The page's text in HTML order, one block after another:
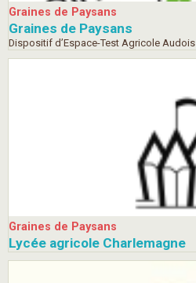
Graines de Paysans
Graines de Paysans
Dispositif d’Espace-Test Agricole Audois
Graines de Paysans
Lycée agricole Charlemagne